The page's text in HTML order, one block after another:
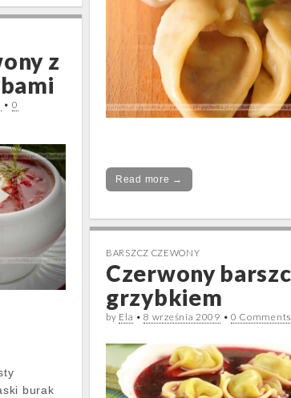
Read more →
z
• 0
burak
BARSZCZ CZEWONY
Czerwony
grzybkiem
by Ela •8 września 2009 • 0 Comments